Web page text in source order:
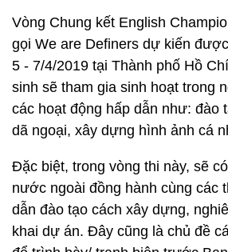
Vòng Chung kết English
gọi We are Definers dự kiến
5 - 7/4/2019 tại Thành phố Hồ
sinh sẽ tham gia sinh hoạt trong
các hoạt động hấp dẫn như: đào
dã ngoại, xây dựng hình ảnh cá
Đặc biệt, trong vòng thi này, sẽ
nước ngoài đồng hành cùng các
dẫn đào tạo cách xây dựng,
khai dự án. Đây cũng là chủ đề